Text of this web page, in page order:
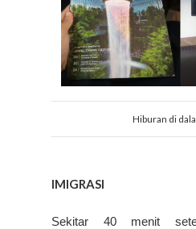
Hiburan di
IMIGRASI
Sekitar 40 menit